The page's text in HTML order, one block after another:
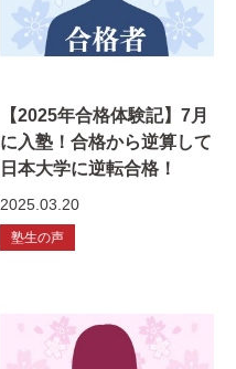
【2025年合格体験記】7月
に入塾！合格から逆算して
日本大学に逆転合格！
2025.03.20
塾生の声